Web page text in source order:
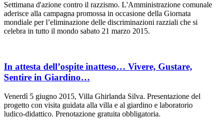
Settimana d'azione contro il razzismo. L'Amministrazione comunale
aderisce alla campagna promossa in occasione della Giornata
mondiale per l’eliminazione delle discriminazioni razziali che si
celebra in tutto il mondo sabato 21 marzo 2015.
In attesta dell’ospite inatteso… Vivere, Gustare,
Sentire in Giardino…
Venerdì 5 giugno 2015, Villa Ghirlanda Silva. Presentazione del
progetto con visita guidata alla villa e al giardino e laboratorio
ludico-didattico. Prenotazione gratuita obbligatoria.